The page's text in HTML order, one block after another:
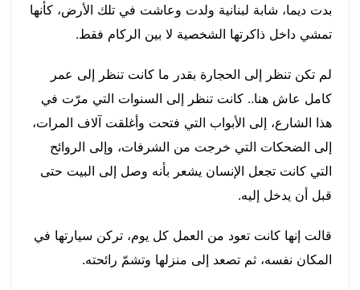
بدت ديما، شابة لبنانية ولدت وعاشت في تلك الأرض، كأنها
تمشي داخل ذاكرتها الشخصية لا بين الركام فقط.
لم تكن تنظر إلى الحجارة بقدر ما كانت تنظر إلى عمر
كامل عاش هنا.. كانت تنظر إلى السنوات التي مرّت في
هذا الشارع، إلى الأبواب التي فتحت وأغلقت آلاف المرات،
إلى الضحكات التي خرجت من الشرفات، وإلى الروائح
التي كانت تجعل الإنسان يشعر بأنه وصل إلى البيت حتى
قبل أن يدخل إليه.
قالت إنها كانت تعود من العمل كل يوم، تركن سيارتها في
المكان نفسه، ثم تصعد إلى منزلها وتشمّ رائحته.